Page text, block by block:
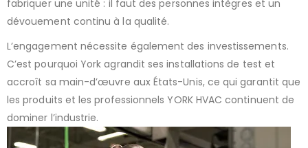
fabriquer une unité : il faut des personnes intègres et un
dévouement continu à la qualité.
L’engagement nécessite également des investissements.
C’est pourquoi York agrandit ses installations de test et
accroît sa main-d’œuvre aux États-Unis, ce qui garantit que
les produits et les professionnels YORK HVAC continuent de
dominer l’industrie.